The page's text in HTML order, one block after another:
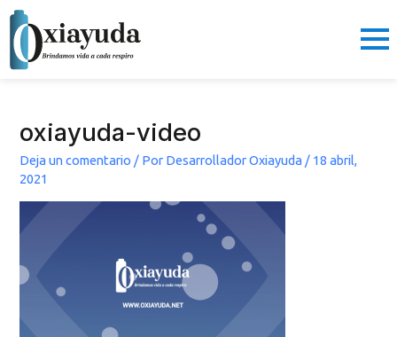
contenido
oxiayuda-video
Deja un comentario / Por Desarrollador Oxiayuda / 18 abril,
2021